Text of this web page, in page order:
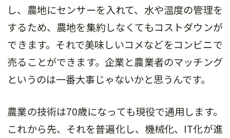
し、農地にセンサーを入れて、水や温度の管理を
するため、農地を集約しなくてもコストダウンが
できます。それで美味しいコメなどをコンビニで
売ることができます。企業と農業者のマッチング
というのは一番大事じゃないかと思うんです。
農業の技術は70歳になっても現役で通用します。
これから先、それを普遍化し、機械化、IT化が進